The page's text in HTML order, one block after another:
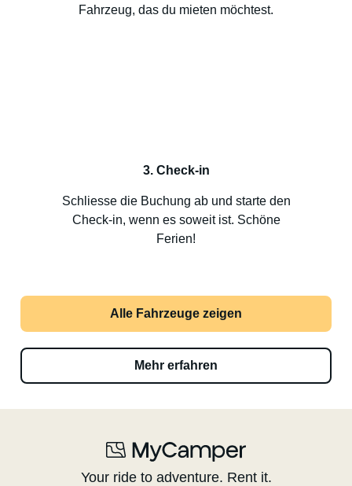
Fahrzeug, das du mieten möchtest.
3. Check-in
Schliesse die Buchung ab und starte den
Check-in, wenn es soweit ist. Schöne
Ferien!
Alle Fahrzeuge zeigen
Mehr erfahren
Your ride to adventure. Rent it.